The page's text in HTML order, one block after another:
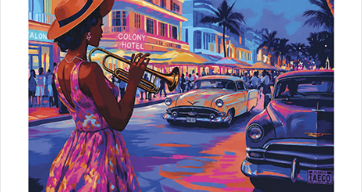
États-Unis d'Amérique (USA) Floride
Miami spectacle Stromae
tour